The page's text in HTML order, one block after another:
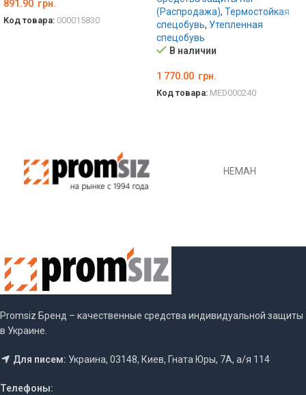
891.90 грн.
Код товара: 000015830
(Распродажа), Термостойкая
спецобувь, Утепленная
спецобувь
В наличии
1 770.00 грн.
Код товара: MED000240
НЕМАН
Promsiz Бренд – качественные средства индивидуальной защиты
в Украине.
Для писем: Украина, 03148, Киев, Гната Юры, 7А, а/я 114
Телефоны: